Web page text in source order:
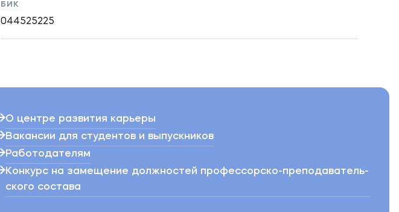
БИК
044525225
О центре развития карьеры
Вакансии для студентов и выпускников
Работодателям
Конкурс на замещение должностей профессорско-преподаватель­
ского состава